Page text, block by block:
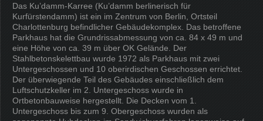
Das Ku’damm-Karree (Ku’damm berlinerisch für
Kurfürstendamm) ist ein im Zentrum von Berlin, Ortsteil
Charlottenburg befindlicher Gebäudekomplex. Das betroffene
Parkhaus hat die Grundrissabmessung von ca. 84 x 49 m und
eine Höhe von ca. 39 m über OK Gelände. Der
Stahlbetonskelettbau wurde 1972 als Parkhaus mit zwei
Untergeschossen und 10 oberirdischen Geschossen errichtet.
Der überwiegende Teil des Gebäudes einschließlich dem
Luftschutzkeller im 2. Untergeschoss wurde in
Ortbetonbauweise hergestellt. Die Decken vom 1.
Untergeschoss bis zum 9. Obergeschoss wurden als